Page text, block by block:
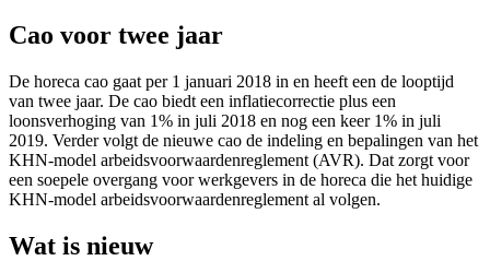
Cao voor twee jaar
De horeca cao gaat per 1 januari 2018 in en heeft een de looptijd
van twee jaar. De cao biedt een inflatiecorrectie plus een
loonsverhoging van 1% in juli 2018 en nog een keer 1% in juli
2019. Verder volgt de nieuwe cao de indeling en bepalingen van het
KHN-model arbeidsvoorwaardenreglement (AVR). Dat zorgt voor
een soepele overgang voor werkgevers in de horeca die het huidige
KHN-model arbeidsvoorwaardenreglement al volgen.
Wat is nieuw